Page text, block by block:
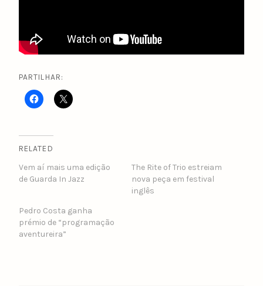
PARTILHAR:
RELATED
Vem aí mais uma edição
de Guarda In Jazz
The Rite of Trio estreiam
nova peça em festival
inglês
Pedro Costa ganha
prémio de “programação
aventureira”